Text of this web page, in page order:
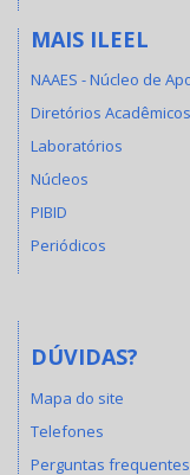
MAIS ILEEL
NAAES - Núcleo de
Diretórios Acadêmicos
Laboratórios
Núcleos
PIBID
Periódicos
DÚVIDAS?
Mapa do site
Telefones
Perguntas frequentes